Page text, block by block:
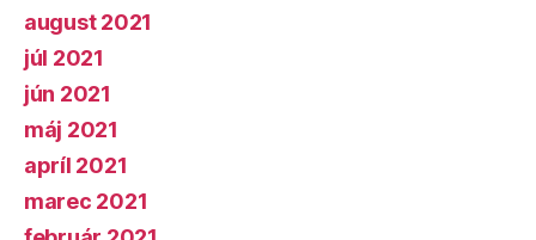
august 2021
júl 2021
jún 2021
máj 2021
apríl 2021
marec 2021